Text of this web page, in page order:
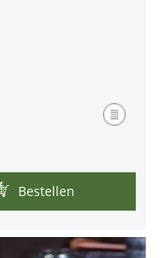
Bestellen